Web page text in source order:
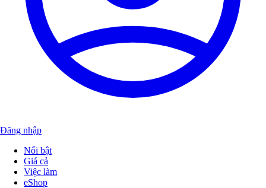
Đăng nhập
Nổi bật
Giá cả
Việc làm
eShop